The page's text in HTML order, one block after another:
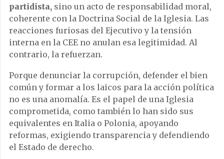
partidista, sino un acto de responsabilidad moral,
coherente con la Doctrina Social de la Iglesia. Las
reacciones furiosas del Ejecutivo y la tensión
interna en la CEE no anulan esa legitimidad. Al
contrario, la refuerzan.
Porque denunciar la corrupción, defender el bien
común y formar a los laicos para la acción política
no es una anomalía. Es el papel de una Iglesia
comprometida, como también lo han sido sus
equivalentes en Italia o Polonia, apoyando
reformas, exigiendo transparencia y defendiendo
el Estado de derecho.